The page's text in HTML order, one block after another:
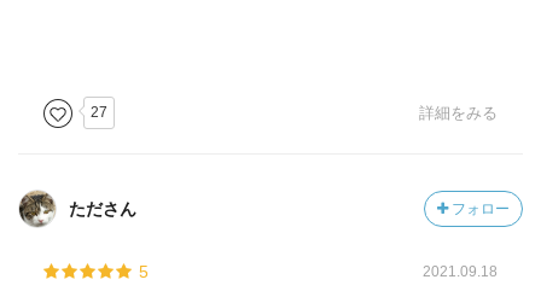
27 詳細をみる
たださん フォロー
5 2021.09.18